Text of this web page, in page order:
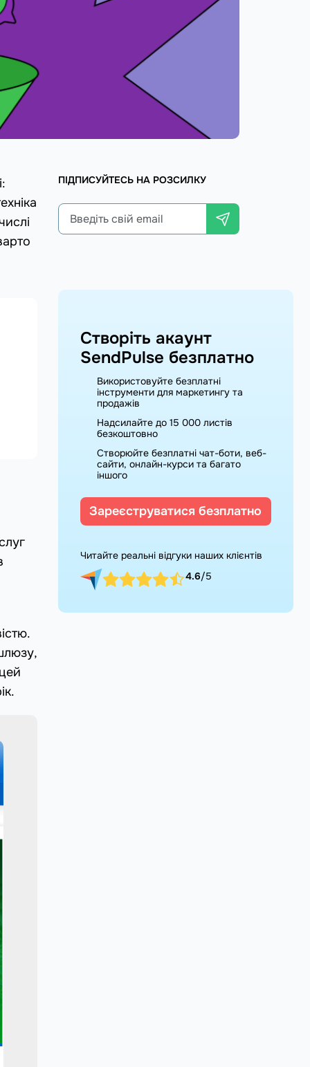
ПІДПИСУЙТЕСЬ НА РОЗСИЛКУ
Створіть акаунт
SendPulse безплатно
Використовуйте безплатні
інструменти для маркетингу та
продажів
Надсилайте до 15 000 листів
безкоштовно
Створюйте безплатні чат-боти, веб-
сайти, онлайн-курси та багато
іншого
Зареєструватися безплатно
Читайте реальні відгуки наших клієнтів
4.6/5